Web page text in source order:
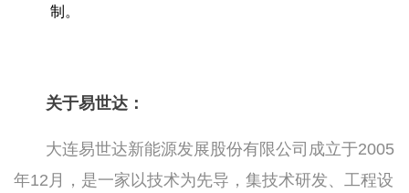
制。
关于易世达：
大连易世达新能源发展股份有限公司成立于2005
年12月，是一家以技术为先导，集技术研发、工程设